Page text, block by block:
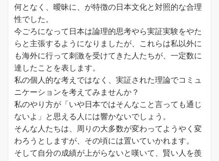
何となく、曖昧に、が特徴の日本文化と対照的な合理
性でした。
今ごろになって日本は論理的思考やら実証実験をやた
らと主張するようになりましたが、これらは私以外に
も海外に行って刺激を受けてきた人たちが、一定数に
達したことを表します。
私の個人的な考えではなく、実証された理論でコミュ
ニケーションを考えてみませんか？
私のやり方が「いや日本ではそんなこと言っても通じ
ないよ」と思える人には響かないでしょう。
そんな人たちは、周りの大多数が変わってようやく変
わろうとしますが、その頃には置いていかれます。
そして自分の成績が上がらないと嘆いて、賢い人を羨